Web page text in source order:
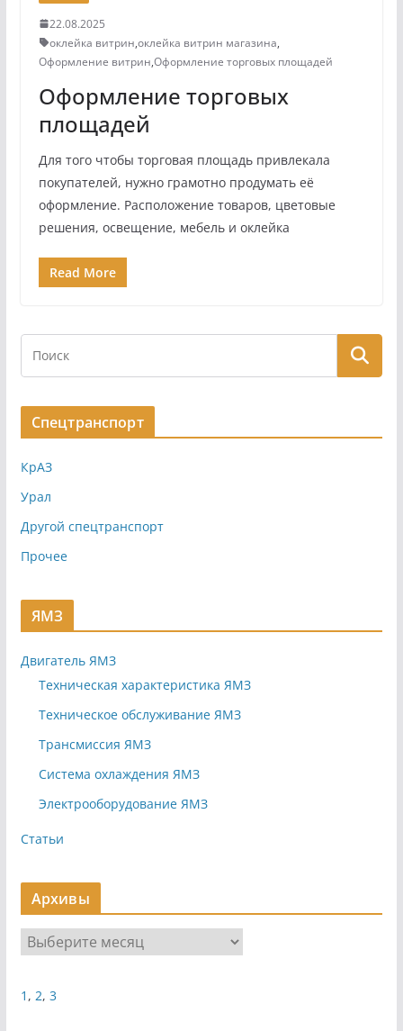
22.08.2025
оклейка витрин,оклейка витрин магазина,
Оформление витрин,Оформление торговых площадей
Оформление торговых
площадей
Для того чтобы торговая площадь привлекала
покупателей, нужно грамотно продумать её
оформление. Расположение товаров, цветовые
решения, освещение, мебель и оклейка
Read More
Спецтранспорт
КрАЗ
Урал
Другой спецтранспорт
Прочее
ЯМЗ
Двигатель ЯМЗ
Техническая характеристика ЯМЗ
Техническое обслуживание ЯМЗ
Трансмиссия ЯМЗ
Система охлаждения ЯМЗ
Электрооборудование ЯМЗ
Статьи
Архивы
р
и
1 , 2, 3